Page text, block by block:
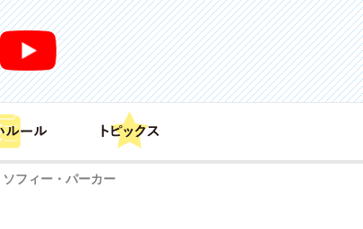
情報 カードリスト
フィー・パーカー